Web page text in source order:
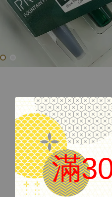
滿
日
品名
筆尖